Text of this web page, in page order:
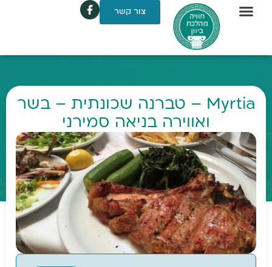
צור קשר
Myrtia – טברנה שכונתית – בשר
ואווירה בניאה סמירני